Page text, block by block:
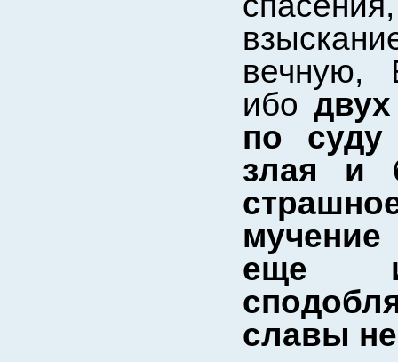
вечную,
ибо
по
злая и
еще и
славы